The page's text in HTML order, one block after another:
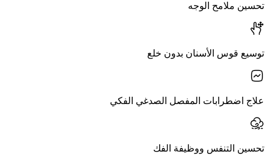
تحسين ملامح الوجه
توسيع قوس الأسنان بدون خلع
علاج اضطرابات المفصل الصدغي الفكي
تحسين التنفس ووظيفة الفك